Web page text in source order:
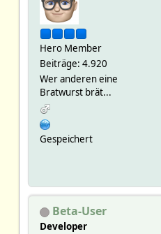
Hero Member
Beiträge: 4.920
Wer anderen eine
Bratwurst brät...
Gespeichert
Beta-User
Developer